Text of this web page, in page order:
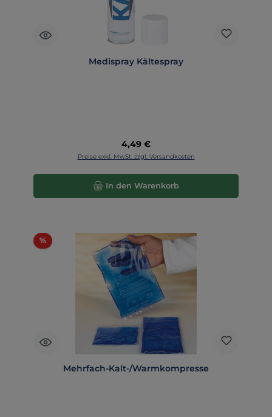
Medispray Kältespray
Regulärer Preis:
4,49 €
Preise exkl. MwSt. zzgl. Versandkosten
In den Warenkorb
%Rabatt
Mehrfach-Kalt-/Warmkompresse